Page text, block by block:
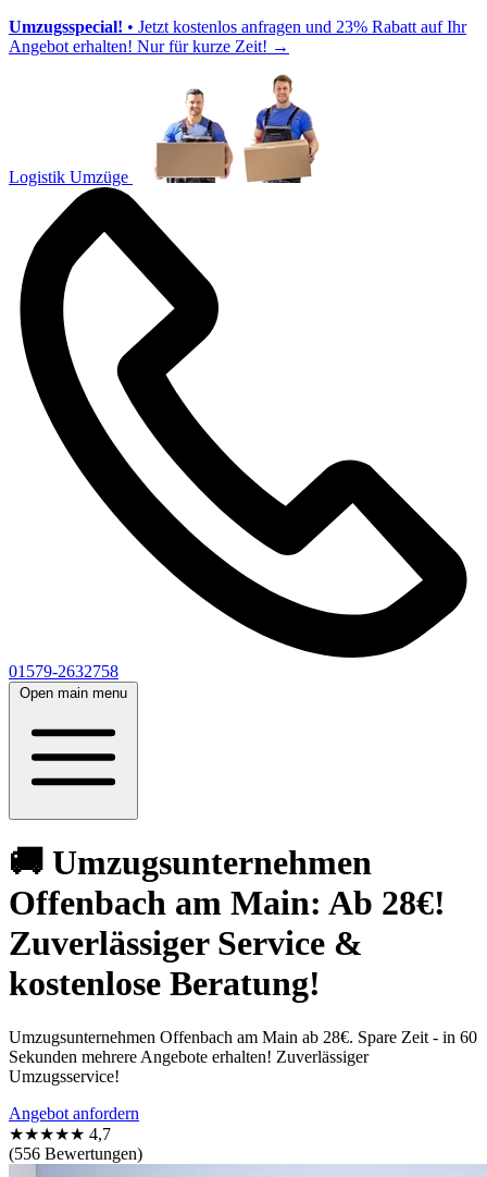
Umzugsspecial! • Jetzt kostenlos anfragen und 23% Rabatt auf Ihr
Angebot erhalten! Nur für kurze Zeit! →
Logistik Umzüge
01579-2632758
Open main menu
🚚 Umzugsunternehmen
Offenbach am Main: Ab 28€!
Zuverlässiger Service &
kostenlose Beratung!
Umzugsunternehmen Offenbach am Main ab 28€. Spare Zeit - in 60
Sekunden mehrere Angebote erhalten! Zuverlässiger
Umzugsservice!
Angebot anfordern
★★★★★ 4,7
(556 Bewertungen)